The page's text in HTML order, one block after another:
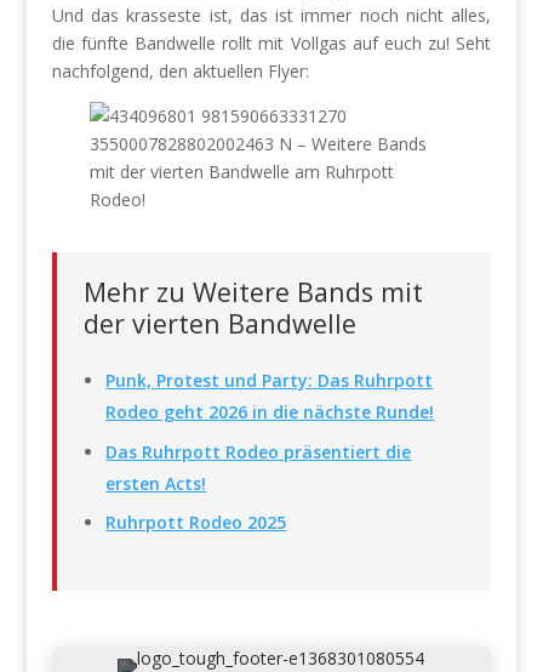
Und das krasseste ist, das ist immer noch nicht alles,
die fünfte Bandwelle rollt mit Vollgas auf euch zu! Seht
nachfolgend, den aktuellen Flyer:
Mehr zu Weitere Bands mit
der vierten Bandwelle
Punk, Protest und Party: Das Ruhrpott
Rodeo geht 2026 in die nächste Runde!
Das Ruhrpott Rodeo präsentiert die
ersten Acts!
Ruhrpott Rodeo 2025